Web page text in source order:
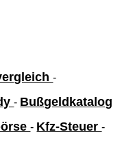
-
- Bußgeldkatalog
- Kfz-Steuer-